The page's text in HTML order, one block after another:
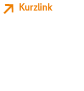
Kurzlink